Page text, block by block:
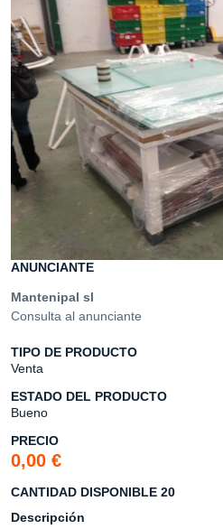
ANUNCIANTE
Mantenipal sl
Consulta al anunciante
TIPO DE PRODUCTO
Venta
ESTADO DEL PRODUCTO
Bueno
PRECIO
0,00 €
CANTIDAD DISPONIBLE 20
Descripción